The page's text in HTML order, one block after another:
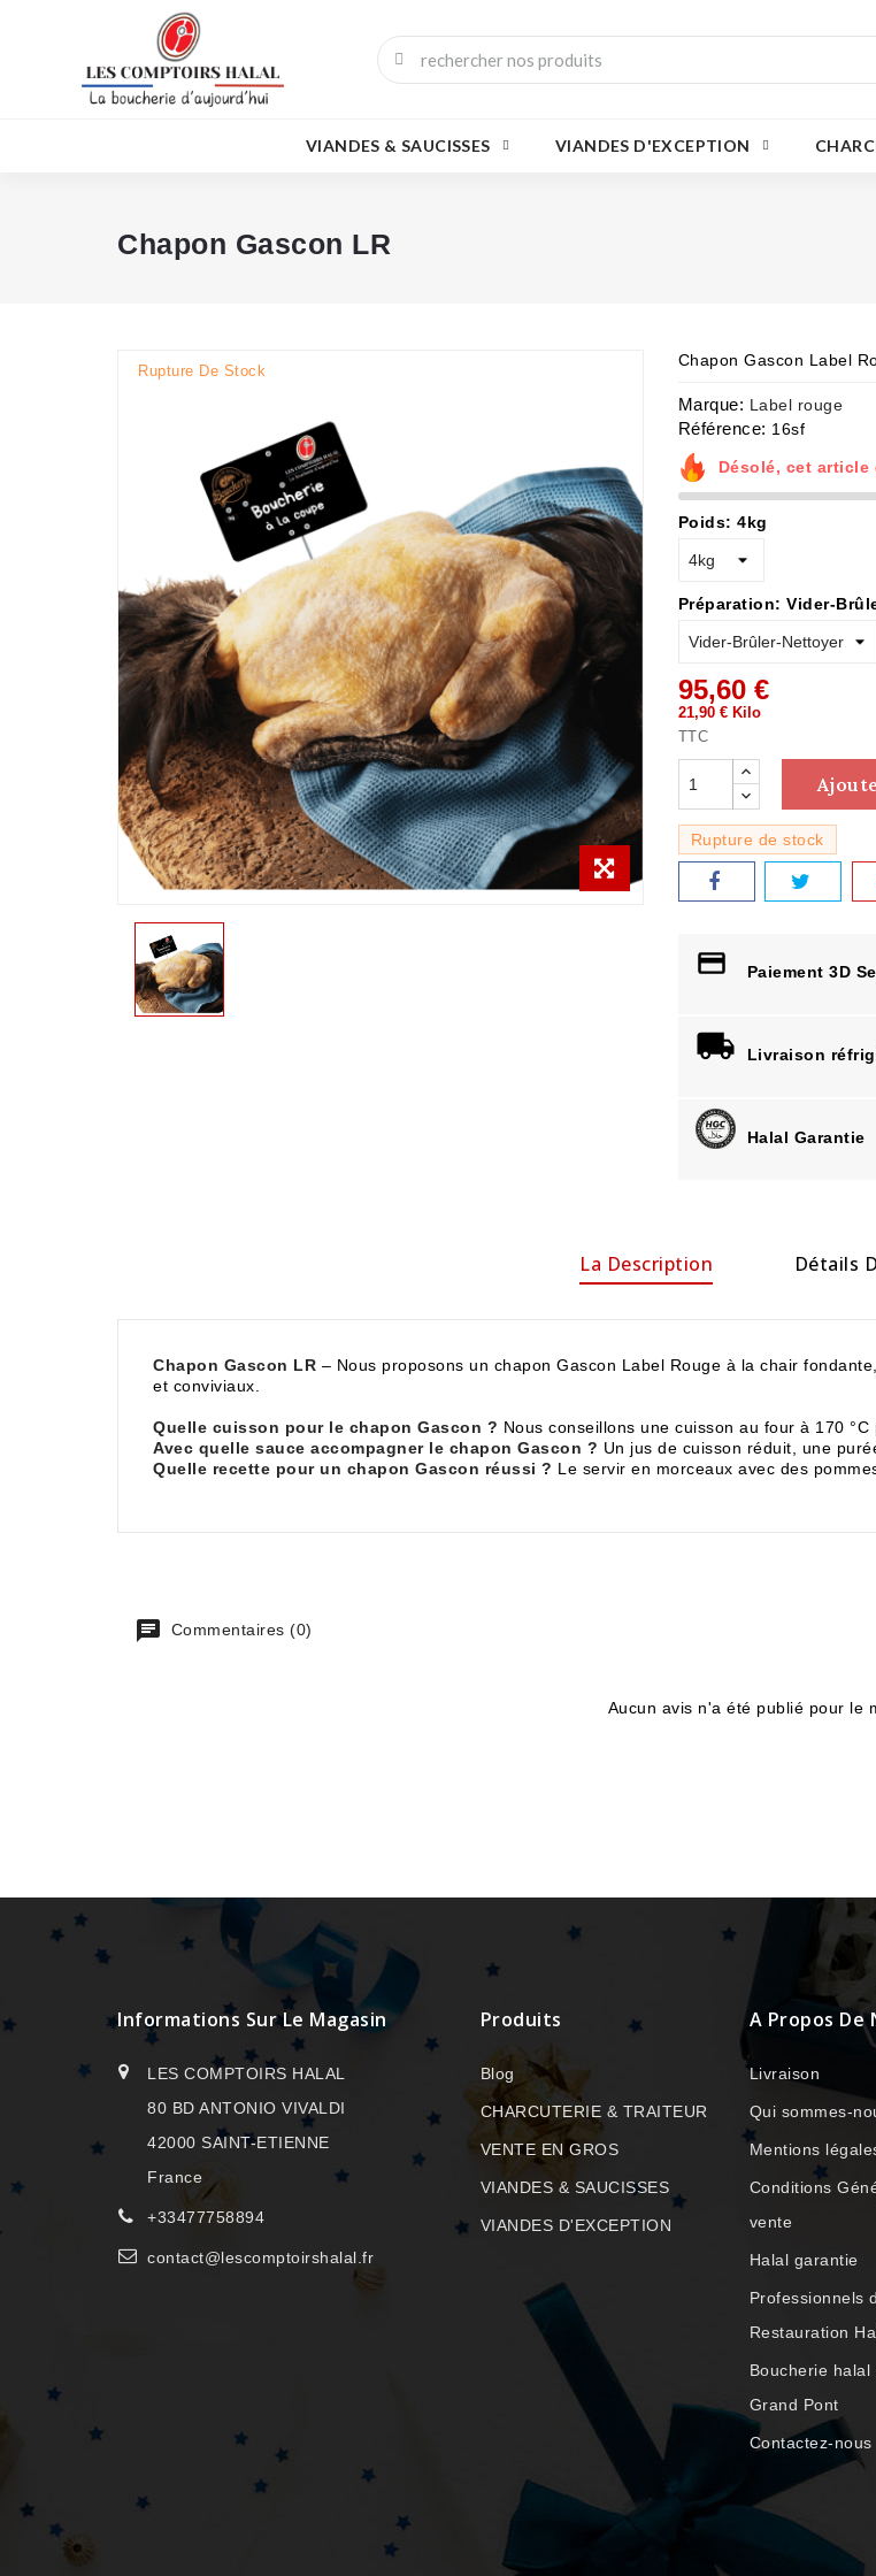
VIANDES & SAUCISSES VIANDES D'EXCEPTION
Chapon Gascon LR
Rupture De Stock
Chapon Gascon Label
Marque: Label rouge
Référence: 16sf
Désolé, cet
Poids: 4kg
Préparation: Vider-
95,60 €
21,90 € Kilo
TTC
Rupture de stock
Paiement 3D
Livraison
Halal Garantie
La Description Détails
Chapon Gascon LR – Nous proposons un chapon Gascon Label Rouge à la chair
et conviviaux.
Quelle cuisson pour le chapon Gascon ? Nous conseillons une cuisson au four à 170
Avec quelle sauce accompagner le chapon Gascon ? Un jus de cuisson réduit, une
Quelle recette pour un chapon Gascon réussi ? Le servir en morceaux avec des
Commentaires (0)
Aucun avis n'a été publié pour le
Informations Sur Le Magasin
LES COMPTOIRS HALAL
80 BD ANTONIO VIVALDI
42000 SAINT-ETIENNE
France
+33477758894
contact@lescomptoirshalal.fr
Produits
Blog
CHARCUTERIE & TRAITEUR
VENTE EN GROS
VIANDES & SAUCISSES
VIANDES D'EXCEPTION
A Propos De
Livraison
Qui sommes-
Mentions
Conditions
vente
Halal garantie
Professionnels
Restauration
Boucherie
Grand Pont
Contactez-nous